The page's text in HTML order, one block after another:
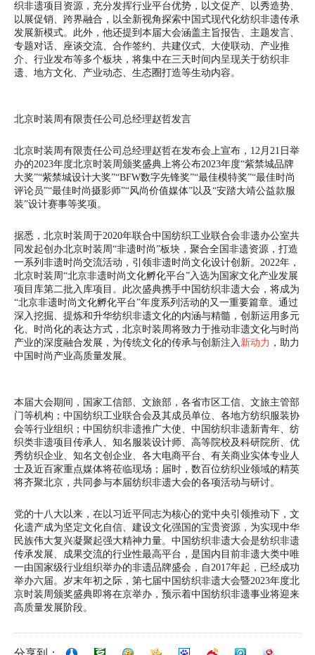
织非遗项目资源，充分发挥行业平台优势，以文促产、以秀造势、
以展促销、跨界融合，以全新视角探索中国式现代化纺织非遗传承
发展新模式。此外，他还提到本届大会涵盖主旨报告、主题发言、
专题对话、座谈交流、合作签约、共建仪式、大使联动、产业推
介、行业发布等多个板块，将集中在三天时间内呈现关于纺织非
遗、地方文化、产业动态、生态圈打造等生动内容。
北京时装周有限责任公司总经理赵哲发言
北京时装周有限责任公司总经理赵哲在发布会上宣布，12月21日举
办的2023年度北京时装周颁奖盛典上将公布2023年度“紫禁城品牌
大奖”“紫禁城设计大奖”“BFW数字先锋奖”“最佳模特奖”“最佳时尚
评论员”“最佳时尚摄影师”“风尚价值媒体”以及“安踏大靖公益款服
装”设计赛事等奖项。
据悉，北京时装周于2020年联合中国纺织工业联合会非遗办公室共
同发起创办北京时装周“非遗时尚”板块，聚合全国非遗资源，打造
一系列非遗时尚交流活动，引领非遗时尚文化设计创新。2022年，
北京时装周“北京非遗时尚文化孵化平台”入选为国家文化产业发展
项目库第二批入库项目。此次盛典携手中国纺织非遗大会，将成为
“北京非遗时尚文化孵化平台”年度系列活动的又一重要篇章。通过
深入挖掘、提炼和升华纺织非遗文化的内涵与精髓，创新运用多元
化、时尚化的表达方式，北京时装周将致力于推动非遗文化与时尚
产业的深度融合发展，为传统文化的传承与创新注入 新动力 ，助力
中国时尚产业高质量发展。
本届大会期间，国家工信部、文旅部，各省市区工信、文旅主管部
门等机构；中国纺织工业联合会及其成员单位、各地方纺织服装协
会等行业组织；中国纺织非遗推广大使、中国纺织非遗新青年、纺
织类非遗项目传承人、知名服装设计师、高等院校及科研院所、优
秀纺织企业、知名文创企业、各大电商平台、有关商业实体专业人
士及近百家重点媒体将莅临现场；届时，数百位纺织业领域的精英
将齐聚北京，共同参与本届纺织非遗大会的各项活动与研讨。
党的十八大以来，在以习近平同志为核心的党中央引领推动下，文
化遗产成为坚定文化自信、建设文化强国的宝贵资源，为实现中华
民族伟大复兴凝聚起强大精神力量。中国纺织非遗大会是纺织非遗
传承发展、成果交流的行业性最高平台，是国内目前非遗大类中唯
一由国家级行业组织举办的非遗品牌盛会，自2017年起，已经成功
举办六届。岁末年初之际，第七届中国纺织非遗大会暨2023年度北
京时装周颁奖盛典即将在京举办，预示着中国纺织非遗事业将迎来
高质量发展阶段。